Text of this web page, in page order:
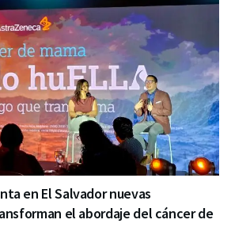
en El Salvador nuevas
el abordaje del cáncer de